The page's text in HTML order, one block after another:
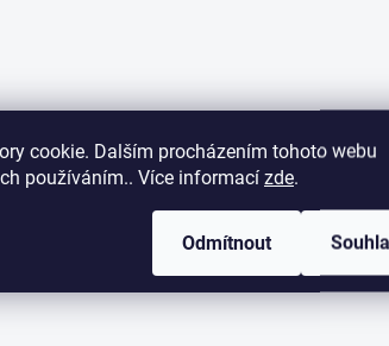
cookie. Dalším procházením tohoto webu
používáním.. Více informací zde.
Odmítnout